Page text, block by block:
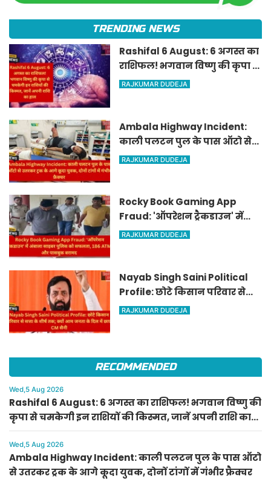
TRENDING NEWS
Rashifal 6 August: 6 अगस्त का
राशिफल! भगवान विष्णु की कृपा से
चमकेगी इन राशियों की किस्मत,
RAJKUMAR DUDEJA
Ambala Highway Incident:
काली पलटन पुल के पास ऑटो से
उतरकर ट्रक के आगे कूदा युवक,
RAJKUMAR DUDEJA
Rocky Book Gaming App
Fraud: 'ऑपरेशन ट्रैकडाउन' में
अंबाला साइबर पुलिस को सफलता,
RAJKUMAR DUDEJA
Nayab Singh Saini Political
Profile: छोटे किसान परिवार से
सत्ता के शीर्ष तक; क्यों आम जनता
RAJKUMAR DUDEJA
RECOMMENDED
Wed,5 Aug 2026
Rashifal 6 August: 6 अगस्त का राशिफल! भगवान विष्णु की
कृपा से चमकेगी इन राशियों की किस्मत, जानें अपनी राशि का
हाल
Wed,5 Aug 2026
Ambala Highway Incident: काली पलटन पुल के पास ऑटो
से उतरकर ट्रक के आगे कूदा युवक, दोनों टांगों में गंभीर फ्रैक्चर